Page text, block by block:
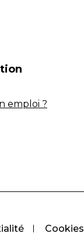
emploi ?
Cookies